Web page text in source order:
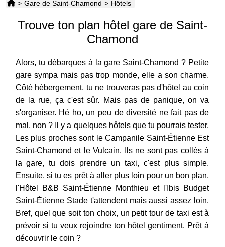
Horaires
> Gare de Saint-Chamond > Hôtels
Trouve ton plan hôtel gare de Saint-
Chamond
Alors, tu débarques à la gare Saint-Chamond ? Petite
gare sympa mais pas trop monde, elle a son charme.
Côté hébergement, tu ne trouveras pas d'hôtel au coin
de la rue, ça c'est sûr. Mais pas de panique, on va
s'organiser. Hé ho, un peu de diversité ne fait pas de
mal, non ? Il y a quelques hôtels que tu pourrais tester.
Les plus proches sont le Campanile Saint-Étienne Est
Saint-Chamond et le Vulcain. Ils ne sont pas collés à
la gare, tu dois prendre un taxi, c'est plus simple.
Ensuite, si tu es prêt à aller plus loin pour un bon plan,
l'Hôtel B&B Saint-Étienne Monthieu et l'Ibis Budget
Saint-Étienne Stade t'attendent mais aussi assez loin.
Bref, quel que soit ton choix, un petit tour de taxi est à
prévoir si tu veux rejoindre ton hôtel gentiment. Prêt à
découvrir le coin ?